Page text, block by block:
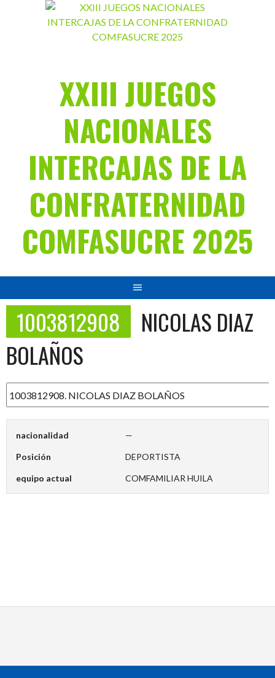
XXIII JUEGOS
NACIONALES
INTERCAJAS DE LA
CONFRATERNIDAD
COMFASUCRE 2025
1003812908
NICOLAS DIAZ
BOLAÑOS
nacionalidad —
Posición DEPORTISTA
equipo actual COMFAMILIAR HUILA